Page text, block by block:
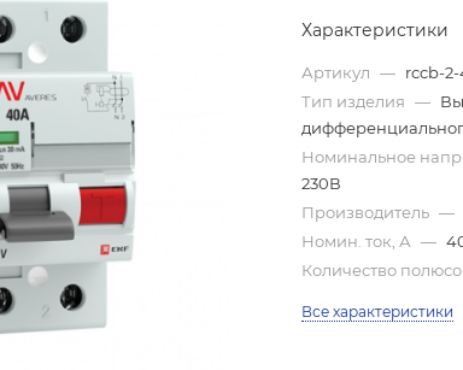
Характеристики
Артикул — rccb-
Тип изделия —
Номинальное
230В
Производитель —
Номин. ток, А —
Количество
Все характеристики